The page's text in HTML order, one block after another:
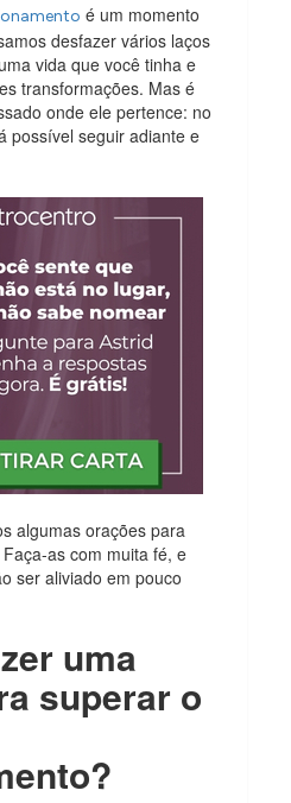
é um momento
desfazer vários laços
vida que você tinha e
transformações. Mas é
onde ele pertence: no
possível seguir adiante e
algumas orações para
as com muita fé, e
ser aliviado em pouco
uma
superar o